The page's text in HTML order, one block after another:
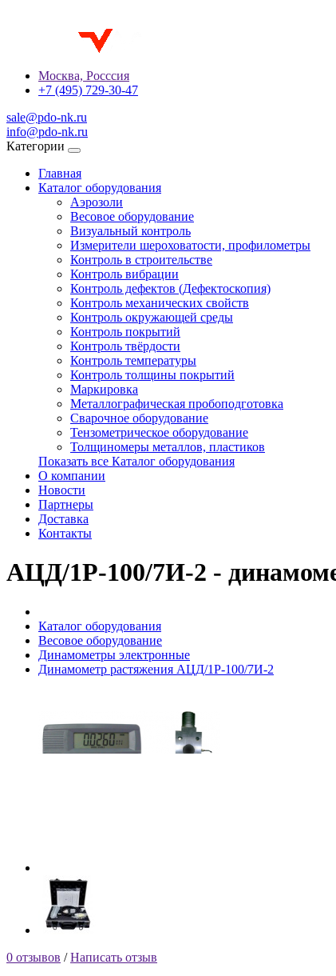
Москва, Росссия
+7 (495) 729-30-47
sale@pdo-nk.ru
info@pdo-nk.ru
Категории
Главная
Каталог оборудования
Аэрозоли
Весовое оборудование
Визуальный контроль
Измерители шероховатости, профилометры
Контроль в строительстве
Контроль вибрации
Контроль дефектов (Дефектоскопия)
Контроль механических свойств
Контроль окружающей среды
Контроль покрытий
Контроль твёрдости
Контроль температуры
Контроль толщины покрытий
Маркировка
Металлографическая пробоподготовка
Сварочное оборудование
Тензометрическое оборудование
Толщиномеры металлов, пластиков
Показать все Каталог оборудования
О компании
Новости
Партнеры
Доставка
Контакты
АЦД/1Р-100/7И-2 -
Каталог оборудования
Весовое оборудование
Динамометры электронные
Динамометр растяжения АЦД/1Р-100/7И-2
0 отзывов /Написать отзыв